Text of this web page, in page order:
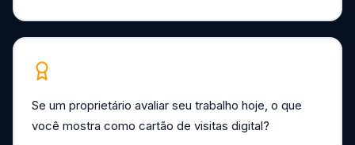
Se um proprietário avaliar seu trabalho hoje, o que
você mostra como cartão de visitas digital?